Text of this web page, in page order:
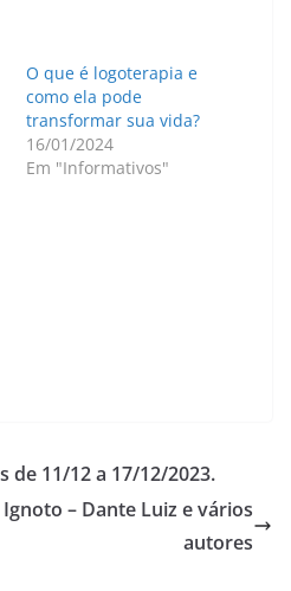
O que é logoterapia e
como ela pode
transformar sua vida?
16/01/2024
Em "Informativos"
de 11/12 a 17/12/2023.
– Dante Luiz e vários
autores